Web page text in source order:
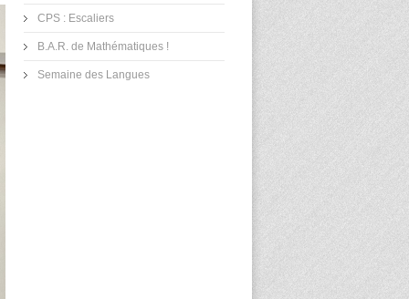
CPS : Escaliers
B.A.R. de Mathématiques !
Semaine des Langues